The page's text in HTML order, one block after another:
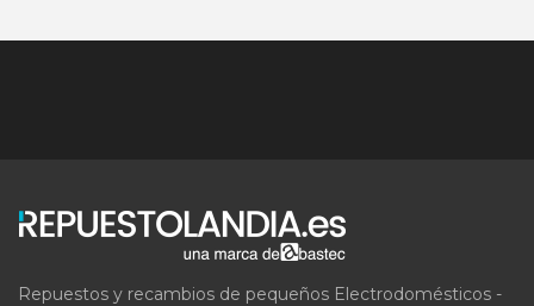
Repuestos y recambios de pequeños Electrodomésticos -